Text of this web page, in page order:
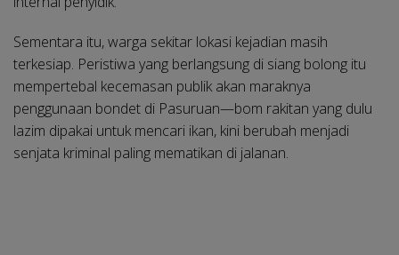
Sementara itu, warga sekitar lokasi kejadian masih
terkesiap. Peristiwa yang berlangsung di siang bolong itu
mempertebal kecemasan publik akan maraknya
penggunaan bondet di Pasuruan—bom rakitan yang dulu
lazim dipakai untuk mencari ikan, kini berubah menjadi
senjata kriminal paling mematikan di jalanan.